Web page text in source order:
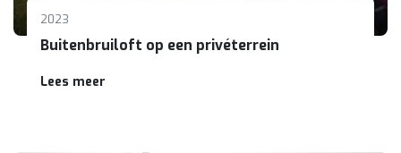
2023
Buitenbruiloft op een privéterrein
Lees meer